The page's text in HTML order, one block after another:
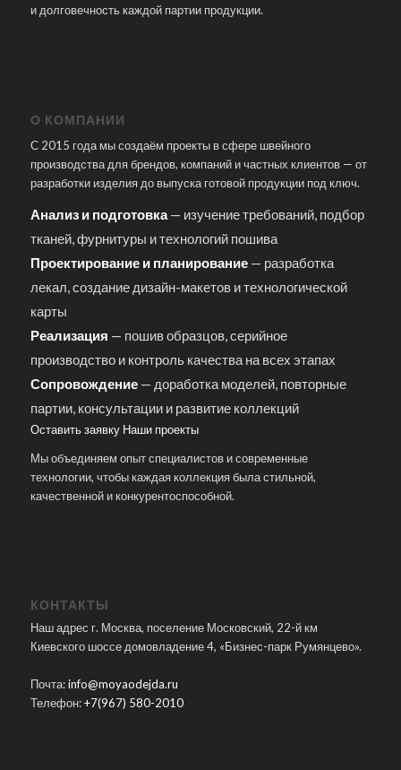
и долговечность каждой партии продукции.
О КОМПАНИИ
С 2015 года мы создаём проекты в сфере швейного
производства для брендов, компаний и частных клиентов — от
разработки изделия до выпуска готовой продукции под ключ.
Анализ и подготовка— изучение требований, подбор
тканей, фурнитуры и технологий пошива
Проектирование и планирование— разработка
лекал, создание дизайн-макетов и технологической
карты
Реализация — пошив образцов, серийное
производство и контроль качества на всех этапах
Сопровождение— доработка моделей, повторные
партии, консультации и развитие коллекций
Оставить заявку Наши проекты
Мы объединяем опыт специалистов и современные
технологии, чтобы каждая коллекция была стильной,
качественной и конкурентоспособной.
КОНТАКТЫ
Наш адрес г. Москва, поселение Московский, 22-й км
Киевского шоссе домовладение 4, «Бизнес-парк Румянцево».
Почта:info@moyaodejda.ru
Телефон:+7(967) 580-2010